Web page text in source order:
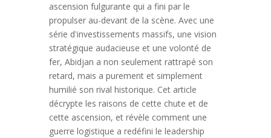
ascension fulgurante qui a fini par le
propulser au-devant de la scène. Avec une
série d'investissements massifs, une vision
stratégique audacieuse et une volonté de
fer, Abidjan a non seulement rattrapé son
retard, mais a purement et simplement
humilié son rival historique. Cet article
décrypte les raisons de cette chute et de
cette ascension, et révèle comment une
guerre logistique a redéfini le leadership